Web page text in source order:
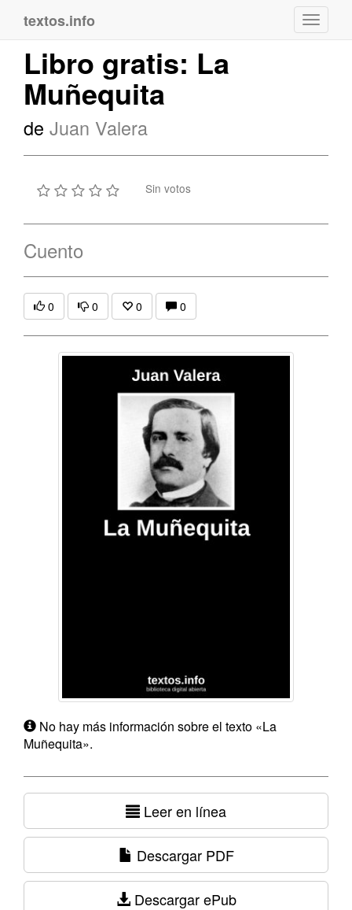
textos.info
Libro gratis: La
Muñequita
de Juan Valera
Sin votos
Cuento
0 0 0 0
No hay más información sobre el texto «La
Muñequita».
Leer en línea
Descargar PDF
Descargar ePub